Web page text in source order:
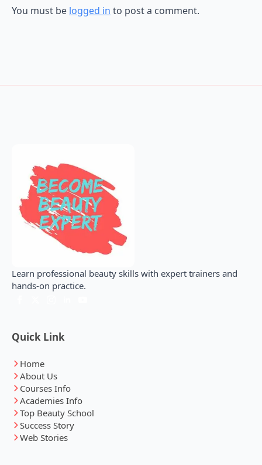
You must be logged in to post a comment.
Learn professional beauty skills with expert trainers and
hands-on practice.
Quick Link
Home
About Us
Courses Info
Academies Info
Top Beauty School
Success Story
Web Stories